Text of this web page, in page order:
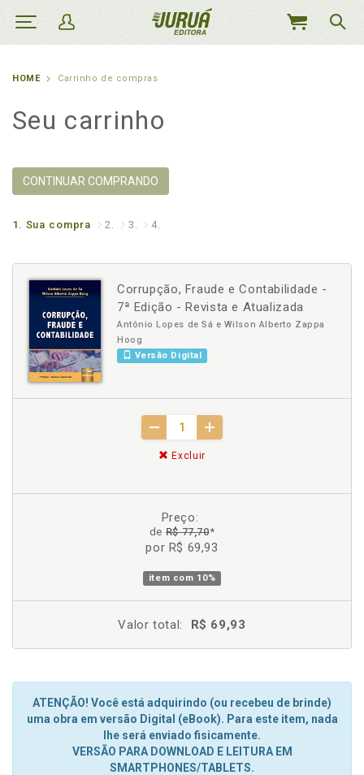
MEU
HOME Carrinho de compras
Seu carrinho
CONTINUAR COMPRANDO
1. Sua compra 2. 3. 4.
Corrupção, Fraude e Contabilidade -
7ª Edição - Revista e Atualizada
Antônio Lopes de Sá e Wilson Alberto Zappa
Hoog
Versão Digital
Excluir
Preço:
deR$ 77,70*
por R$ 69,93
item com 10%
Valor total: R$ 69,93
ATENÇÃO! Você está adquirindo (ou recebeu de brinde)
uma obra em versão Digital (eBook). Para este item, nada
lhe será enviado fisicamente.
VERSÃO PARA DOWNLOAD E LEITURA EM
SMARTPHONES/TABLETS.